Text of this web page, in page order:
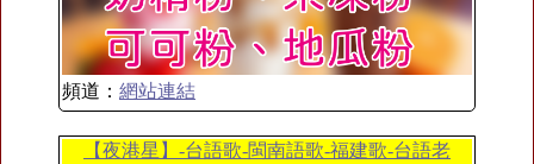
頻道： 網站連結
【夜港星】-台語歌-閩南語歌-福建歌-台語老